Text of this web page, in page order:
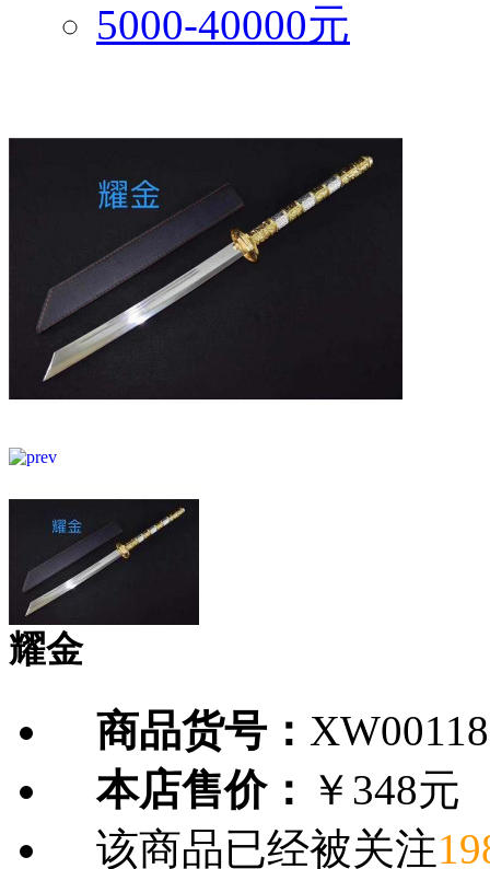
5000-40000元
耀金
商品货号：
本店售价： ￥348元
该商品已经被关注